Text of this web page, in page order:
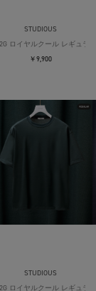
ャツ
STUDIOUS
ロイヤルクール レギュラ
￥9,900
ャツ
STUDIOUS
ロイヤルクール レギュラ